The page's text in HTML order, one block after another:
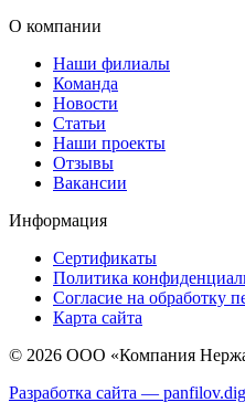
О компании
Наши филиалы
Команда
Новости
Статьи
Наши проекты
Отзывы
Вакансии
Информация
Сертификаты
Политика
Согласие на обработку
Карта сайта
© 2026 ООО «Компания
Разработка сайта — panfilov.